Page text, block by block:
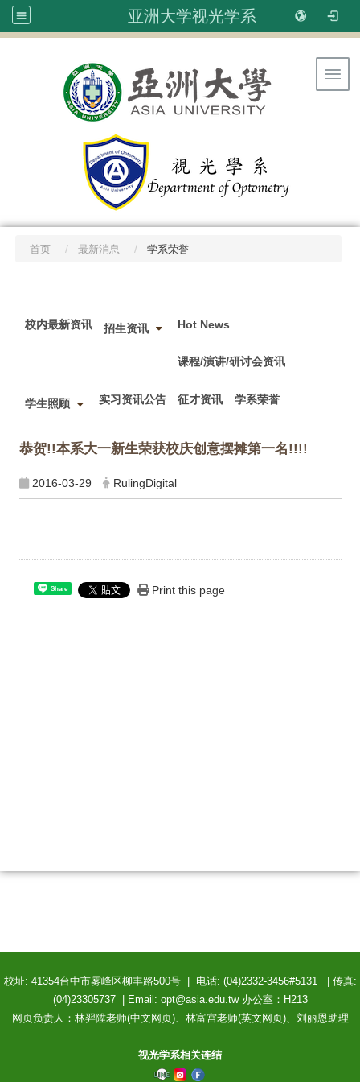
亚洲大学视光学系
首页 最新消息 学系荣誉
校内最新资讯 招生资讯 Hot News
课程/演讲/研讨会资讯
学生照顾 实习资讯公告 征才资讯 学系荣誉
恭贺!!本系大一新生荣获校庆创意摆摊第一名!!!!
2016-03-29 RulingDigital
Share Print this page
校址: 41354台中市雾峰区柳丰路500号 | 电话: (04)2332-3456#5131 | 传真:
(04)23305737 | Email: opt@asia.edu.tw 办公室：H213
网页负责人：林羿陞老师(中文网页)、林富宫老师(英文网页)、刘丽恩助理
视光学系相关连结